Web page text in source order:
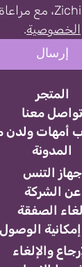
المتجر
تواصل معنا
أمهات ولدن
المدونة
جهاز التنس
عن الشركة
الصفقة
إمكانية الوصول
والإلغاء
الخصوصية.